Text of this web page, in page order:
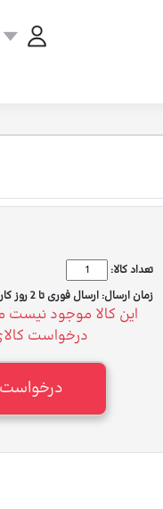
تعداد کالا:
زمان ارسال: ارسال فوری تا 2 روز کاری
این کالا موجود نیست
درخواست